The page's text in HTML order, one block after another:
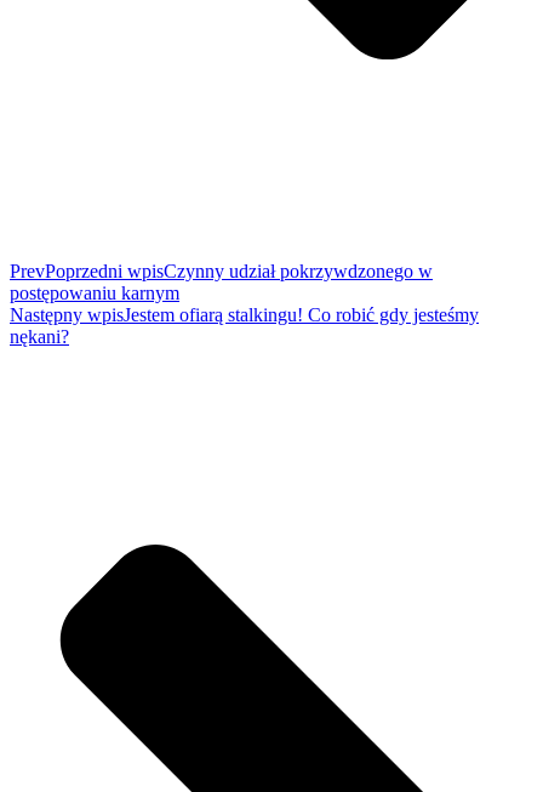
PrevPoprzedni wpisCzynny udział pokrzywdzonego w
postępowaniu karnym
Następny wpisJestem ofiarą stalkingu! Co robić gdy jesteśmy
nękani?